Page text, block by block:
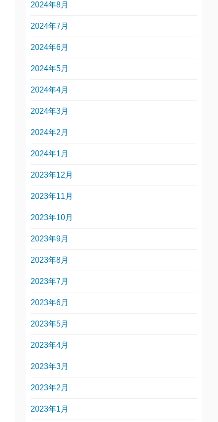
2024年8月
2024年7月
2024年6月
2024年5月
2024年4月
2024年3月
2024年2月
2024年1月
2023年12月
2023年11月
2023年10月
2023年9月
2023年8月
2023年7月
2023年6月
2023年5月
2023年4月
2023年3月
2023年2月
2023年1月